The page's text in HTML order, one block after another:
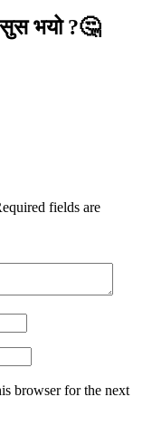
भयो ?🤔
fields are
browser for the next